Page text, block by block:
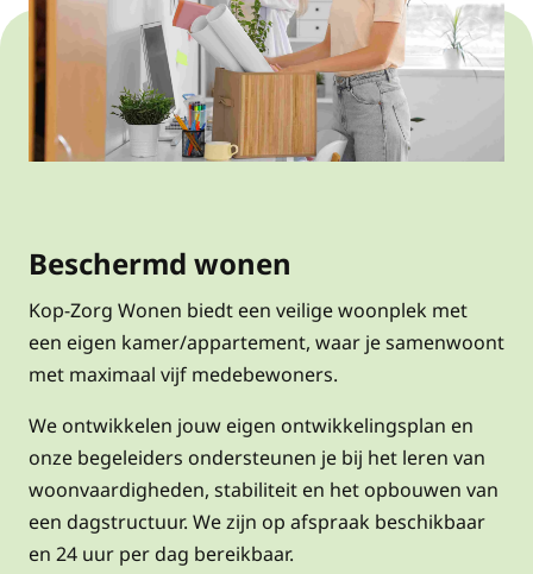
Beschermd wonen
Kop-Zorg Wonen biedt een veilige woonplek met
een eigen kamer/appartement, waar je samenwoont
met maximaal vijf medebewoners.
We ontwikkelen jouw eigen ontwikkelingsplan en
onze begeleiders ondersteunen je bij het leren van
woonvaardigheden, stabiliteit en het opbouwen van
een dagstructuur. We zijn op afspraak beschikbaar
en 24 uur per dag bereikbaar.